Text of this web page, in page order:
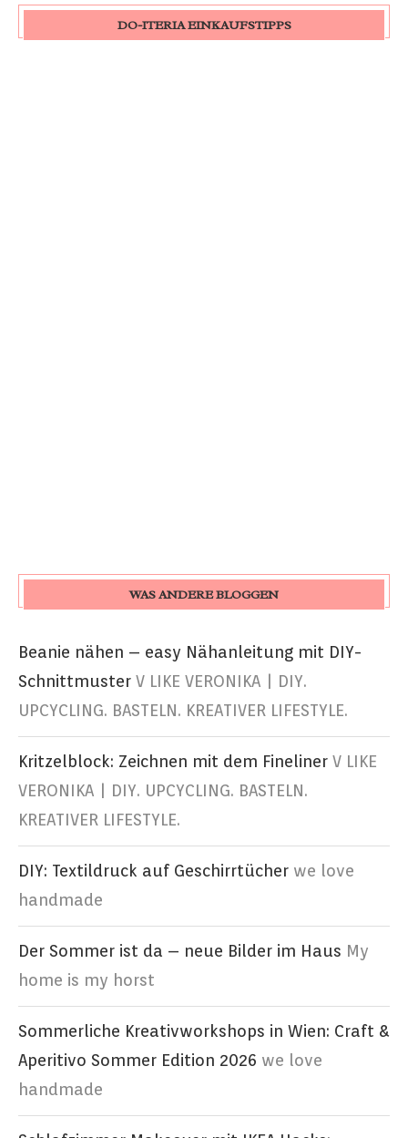
DO-ITERIA EINKAUFSTIPPS
WAS ANDERE BLOGGEN
Beanie nähen – easy Nähanleitung mit DIY-
Schnittmuster V LIKE VERONIKA | DIY.
UPCYCLING. BASTELN. KREATIVER LIFESTYLE.
Kritzelblock: Zeichnen mit dem Fineliner V LIKE
VERONIKA | DIY. UPCYCLING. BASTELN.
KREATIVER LIFESTYLE.
DIY: Textildruck auf Geschirrtücher we love
handmade
Der Sommer ist da – neue Bilder im Haus My
home is my horst
Sommerliche Kreativworkshops in Wien: Craft &
Aperitivo Sommer Edition 2026 we love
handmade